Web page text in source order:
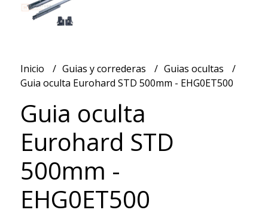
Inicio Guias y correderas
Guias ocultas
Guia oculta Eurohard STD 500mm - EHG0ET500
Guia oculta
Eurohard STD
500mm -
EHG0ET500